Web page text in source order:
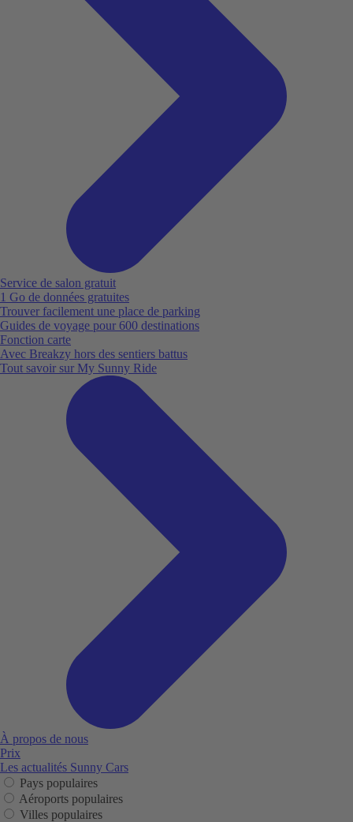
Service de salon gratuit
1 Go de données gratuites
Trouver facilement une place de parking
Guides de voyage pour 600 destinations
Fonction carte
Avec Breakzy hors des sentiers battus
Tout savoir sur My Sunny Ride
À propos de nous
Prix
Les actualités Sunny Cars
Pays populaires
Aéroports populaires
Villes populaires